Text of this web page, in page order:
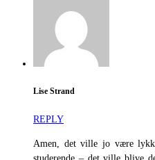
Lise Strand
REPLY
Amen, det ville jo være